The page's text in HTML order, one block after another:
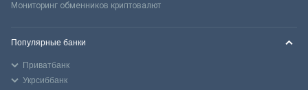
Мониторинг обменников криптовалют
Популярные банки
Приватбанк
Укрсиббанк